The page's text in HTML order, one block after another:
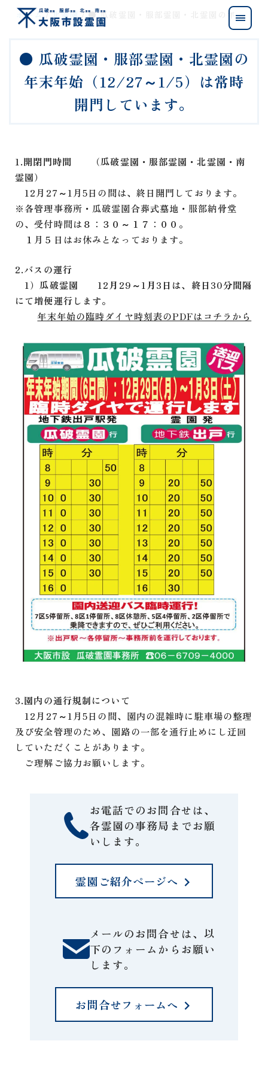
ホーム 北霊園 ● 瓜破霊園・服部霊園・北霊園の年末年始（12/27～1/5）は常時開門しています。
● 瓜破霊園・服部霊園・北霊園の
年末年始（12/27～1/5）は常時
開門しています。
1.開閉門時間 （瓜破霊園・服部霊園・北霊園・南
霊園）
12月27～1月5日の間は、終日開門しております。
※各管理事務所・瓜破霊園合葬式墓地・服部納骨堂
の、受付時間は８：３０～１７：００。
１月５日はお休みとなっております。
2.バスの運行
1）瓜破霊園 12月29～1月3日は、終日30分間隔
にて増便運行します。
年末年始の臨時ダイヤ時刻表のPDFはコチラから
3.園内の通行規制について
12月27～1月5日の間、園内の混雑時に駐車場の整理
及び安全管理のため、園路の一部を通行止めにし迂回
していただくことがあります。
ご理解ご協力お願いします。
お電話でのお問合せは、
各霊園の事務局までお願
いします。
霊園ご紹介ページへ
メールのお問合せは、以
下のフォームからお願い
します。
お問合せフォームへ